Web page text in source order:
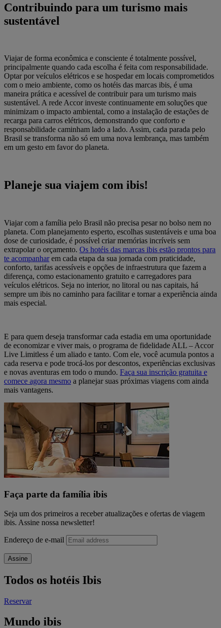
Contribuindo para um turismo mais
sustentável
Viajar de forma econômica e consciente é totalmente possível,
principalmente quando cada escolha é feita com responsabilidade.
Optar por veículos elétricos e se hospedar em locais comprometidos
com o meio ambiente, como os hotéis das marcas ibis, é uma
maneira prática e acessível de contribuir para um turismo mais
sustentável. A rede Accor investe continuamente em soluções que
minimizam o impacto ambiental, como a instalação de estações de
recarga para carros elétricos, demonstrando que conforto e
responsabilidade caminham lado a lado. Assim, cada parada pelo
Brasil se transforma não só em uma nova lembrança, mas também
em um gesto em favor do planeta.
Planeje sua viajem com ibis!
Viajar com a família pelo Brasil não precisa pesar no bolso nem no
planeta. Com planejamento esperto, escolhas sustentáveis e uma boa
dose de curiosidade, é possível criar memórias incríveis sem
extrapolar o orçamento. Os hotéis das marcas ibis estão prontos para
te acompanharem cada etapa da sua jornada com praticidade,
conforto, tarifas acessíveis e opções de infraestrutura que fazem a
diferença, como estacionamento gratuito e carregadores para
veículos elétricos. Seja no interior, no litoral ou nas capitais, há
sempre um ibis no caminho para facilitar e tornar a experiência ainda
mais especial.
E para quem deseja transformar cada estadia em uma oportunidade
de economizar e viver mais, o programa de fidelidade ALL – Accor
Live Limitless é um aliado e tanto. Com ele, você acumula pontos a
cada reserva e pode trocá-los por descontos, experiências exclusivas
e novas aventuras em todo o mundo. Faça sua inscrição gratuita e
comece agora mesmo a planejar suas próximas viagens com ainda
mais vantagens.
Faça parte da família ibis
Seja um dos primeiros a receber atualizações e ofertas de viagem
ibis. Assine nossa newsletter!
Endereço de e-mail
Assine
Todos os hotéis Ibis
Reservar
Mundo ibis